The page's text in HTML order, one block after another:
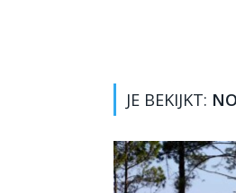
JE BEKIJKT: